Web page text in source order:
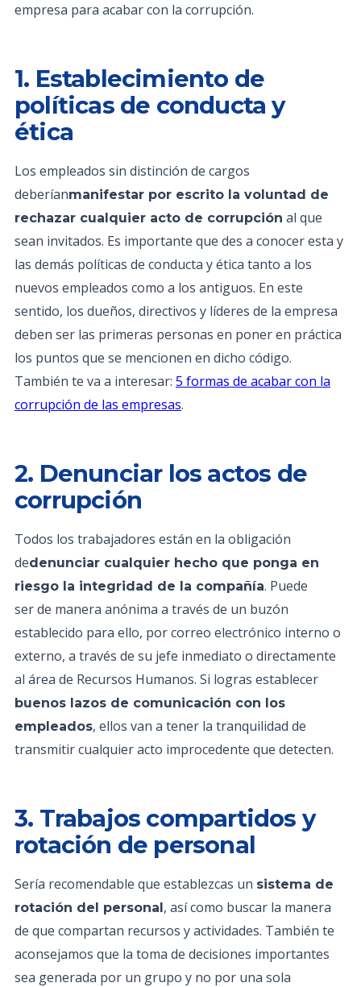
empresa para acabar con la corrupción.
1. Establecimiento de
políticas de conducta y
ética
Los empleados sin distinción de cargos
deberíanmanifestar por escrito la voluntad de
rechazar cualquier acto de corrupción al que
sean invitados. Es importante que des a conocer esta y
las demás políticas de conducta y ética tanto a los
nuevos empleados como a los antiguos. En este
sentido, los dueños, directivos y líderes de la empresa
deben ser las primeras personas en poner en práctica
los puntos que se mencionen en dicho código.
También te va a interesar: 5 formas de acabar con la
corrupción de las empresas.
2. Denunciar los actos de
corrupción
Todos los trabajadores están en la obligación
dedenunciar cualquier hecho que ponga en
riesgo la integridad de la compañía. Puede
ser de manera anónima a través de un buzón
establecido para ello, por correo electrónico interno o
externo, a través de su jefe inmediato o directamente
al área de Recursos Humanos. Si logras establecer
buenos lazos de comunicación con los
empleados, ellos van a tener la tranquilidad de
transmitir cualquier acto improcedente que detecten.
3. Trabajos compartidos y
rotación de personal
Sería recomendable que establezcas un sistema de
rotación del personal, así como buscar la manera
de que compartan recursos y actividades. También te
aconsejamos que la toma de decisiones importantes
sea generada por un grupo y no por una sola